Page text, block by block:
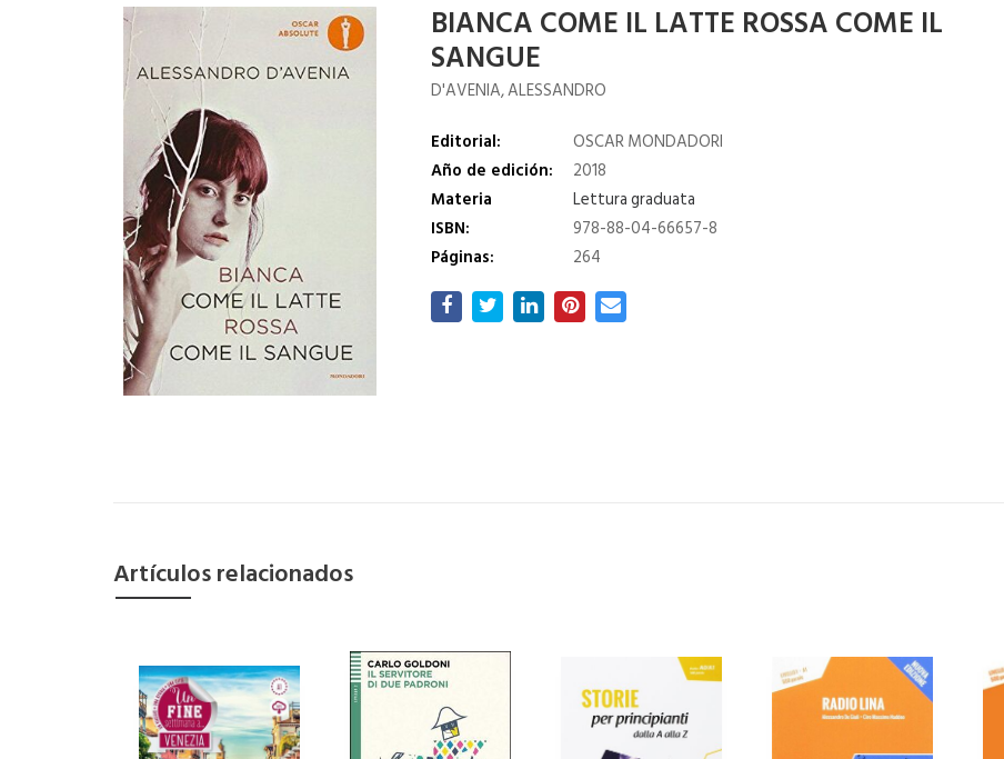
BIANCA COME IL LATTE ROSSA COME IL
SANGUE
D'AVENIA, ALESSANDRO
Editorial:
OSCAR MONDADORI
Año de edición:
2018
Materia
Lettura graduata
ISBN:
978-88-04-66657-8
Páginas:
264
Artículos relacionados